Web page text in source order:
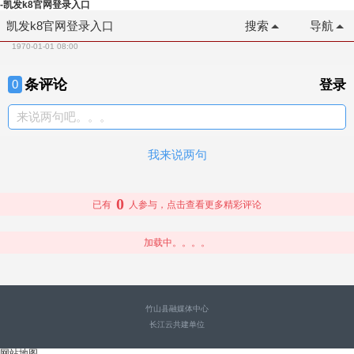
-凯发k8官网登录入口
凯发k8官网登录入口 导航
搜索
1970-01-01 08:00
0 条评论 登录
来说两句吧。。。
我来说两句
已有 0 人参与，点击查看更多精彩评论
加载中。。。。
竹山县融媒体中心
长江云共建单位